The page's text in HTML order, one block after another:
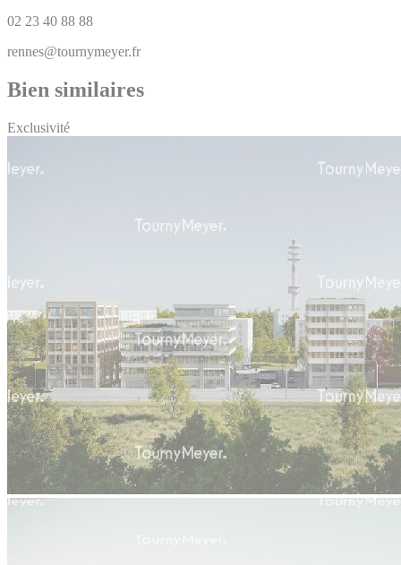
02 23 40 88 88
rennes@tournymeyer.fr
Bien similaires
Exclusivité